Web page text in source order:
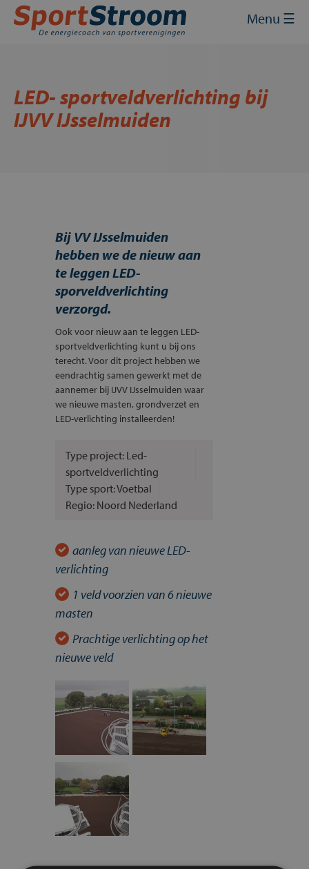
Sluit×
Energie besparen
Mijn SportStroom
Skip
Menu ☰
LED- sportveldverlichting bij
IJVV IJsselmuiden
Bij VV IJsselmuiden
hebben we de nieuw aan
te leggen LED-
sporveldverlichting
verzorgd.
Ook voor nieuw aan te leggen LED-
sportveldverlichting kunt u bij ons
terecht. Voor dit project hebben we
eendrachtig samen gewerkt met de
aannemer bij IJVV IJsselmuiden waar
we nieuwe masten, grondverzet en
LED-verlichting installeerden!
Type project: Led-
sportveldverlichting
Type sport: Voetbal
Regio: Noord Nederland
aanleg van nieuwe LED-
verlichting
1 veld voorzien van 6 nieuwe
masten
Prachtige verlichting op het
nieuwe veld